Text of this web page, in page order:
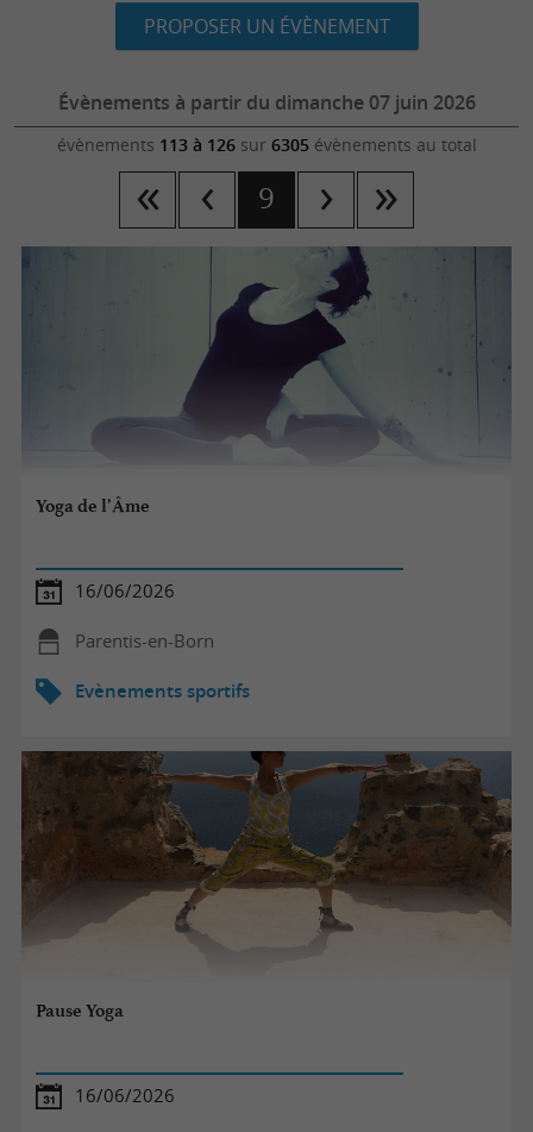
PROPOSER UN ÉVÈNEMENT
Évènements à partir du dimanche 07 juin 2026
évènements 113 à 126sur 6305 évènements au total
9
Yoga de l’Âme
16/06/2026
Parentis-en-Born
Evènements sportifs
Pause Yoga
16/06/2026